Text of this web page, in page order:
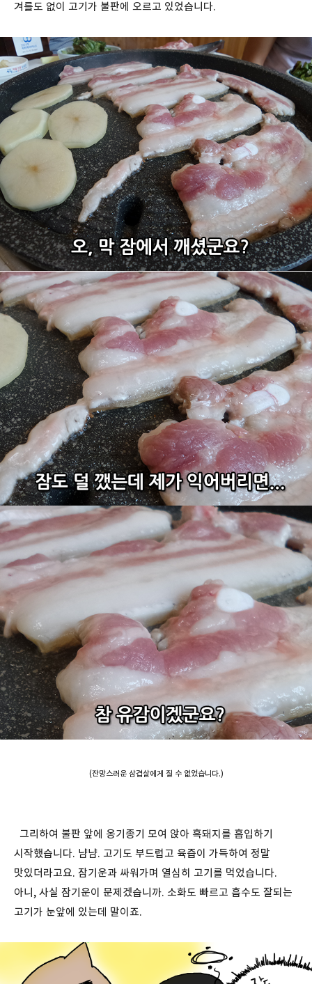
겨를도 없이 고기가 불판에 오르고 있었습니다.
(잔망스러운 삼겹살에게 질 수 없었습니다.)
그리하여 불판 앞에 옹기종기 모여 앉아 흑돼지를 흡입하기
시작했습니다. 냠냠. 고기도 부드럽고 육즙이 가득하여 정말
맛있더라고요. 잠기운과 싸워가며 열심히 고기를 먹었습니다.
아니, 사실 잠기운이 문제겠습니까. 소화도 빠르고 흡수도 잘되는
고기가 눈앞에 있는데 말이죠.